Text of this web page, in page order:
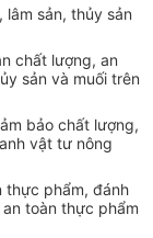
lâm sản, thủy sản
chất lượng, an
sản và muối trên
bảo chất lượng,
vật tư nông
thực phẩm, đánh
toàn thực phẩm